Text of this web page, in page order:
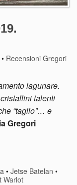
• Recensioni Gregori
lagunare.
talenti
“taglio”… e
Gregori
•Jetse Batelan •
Warlot